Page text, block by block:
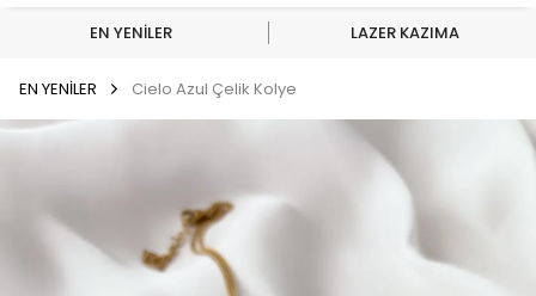
EN YENİLER LAZER KAZIMA
EN YENİLER Cielo Azul Çelik Kolye